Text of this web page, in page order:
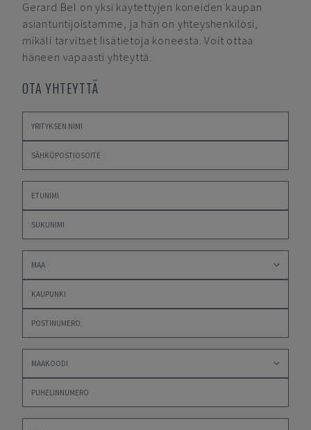
Gerard Bel on yksi käytettyjen koneiden kaupan
asiantuntijoistamme, ja hän on yhteyshenkilösi,
mikäli tarvitset lisätietoja koneesta. Voit ottaa
häneen vapaasti yhteyttä.
OTA YHTEYTTÄ